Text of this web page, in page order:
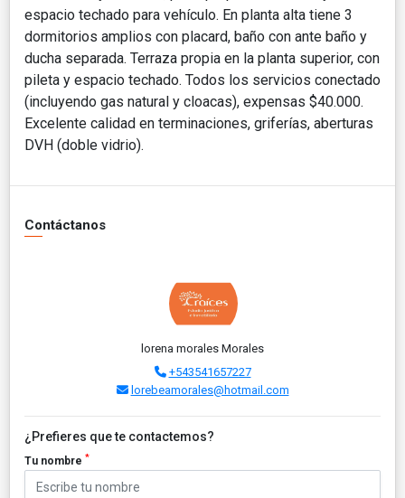
espacio techado para vehículo. En planta alta tiene 3
dormitorios amplios con placard, baño con ante baño y
ducha separada. Terraza propia en la planta superior, con
pileta y espacio techado. Todos los servicios conectado
(incluyendo gas natural y cloacas), expensas $40.000.
Excelente calidad en terminaciones, griferías, aberturas
DVH (doble vidrio).
Contáctanos
lorena morales Morales
+543541657227
lorebeamorales@hotmail.com
¿Prefieres que te contactemos?
Tu nombre *